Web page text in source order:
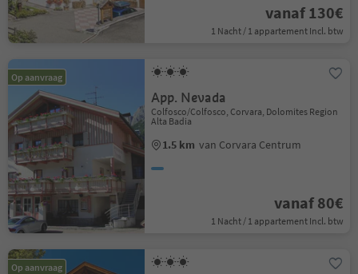
vanaf 130€
1 Nacht / 1 appartement Incl. btw
Op aanvraag
App. Nevada
Colfosco/Colfosco, Corvara, Dolomites Region
Alta Badia
1.5 km van Corvara Centrum
vanaf 80€
1 Nacht / 1 appartement Incl. btw
Op aanvraag